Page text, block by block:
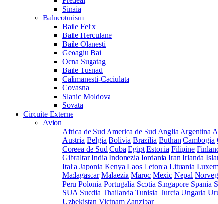
Sinaia
Balneoturism
Baile Felix
Baile Herculane
Baile Olanesti
Geoagiu Bai
Ocna Sugatag
Baile Tusnad
Calimanesti-Caciulata
Covasna
Slanic Moldova
Sovata
Circuite Externe
Avion
Africa de Sud America de Sud Anglia Argentina
Austria Belgia Bolivia Brazilia Buthan Cambogia
Coreea de Sud Cuba Egipt Estonia Filipine
Gibraltar India Indonezia Iordania Iran Irlanda
Italia Japonia Kenya Laos Letonia Lituania
Madagascar Malaezia Maroc Mexic Nepal
Peru Polonia Portugalia Scotia Singapore Spania
SUA Suedia Thailanda Tunisia Turcia Ungaria
Uzbekistan Vietnam Zanzibar